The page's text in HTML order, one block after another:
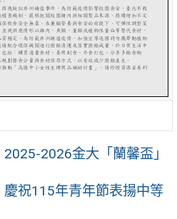
2025-2026金大「蘭馨盃」
慶祝115年青年節表揚中等